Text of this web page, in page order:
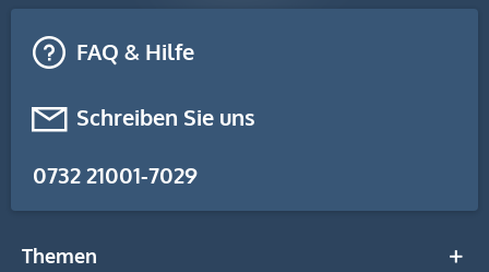
FAQ & Hilfe
Schreiben Sie uns
0732 21001-7029
Themen